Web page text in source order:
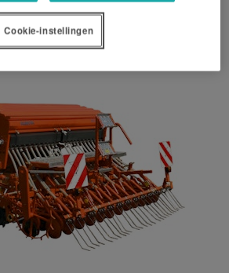
Cookie-instellingen